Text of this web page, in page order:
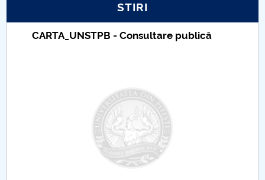
UNIVERSITATE pentru comunitate
IOSUD/CSUD-Doctorate
Accesibilitate pentru studenții cu dizabilități
Raportul Conducerii Centrului Universitar Pitești
STIRI
CARTA_UNSTPB - Consultare publică